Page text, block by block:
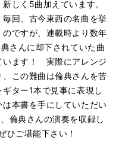
しく5曲加えています。
回、古今東西の名曲を挙
ですが、連載時より数年
さんに却下されていた曲
います！ 実際にアレンジ
この難曲は倫典さんを苦
ター1本で見事に表現し
本書を手にしていただい
倫典さんの演奏を収録し
ひご堪能下さい！